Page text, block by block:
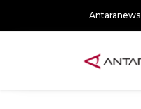
Antaranews